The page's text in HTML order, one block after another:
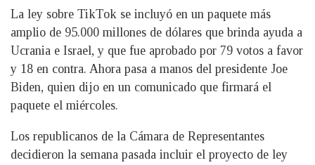
La ley sobre TikTok se incluyó en un paquete más
amplio de 95.000 millones de dólares que brinda ayuda a
Ucrania e Israel, y que fue aprobado por 79 votos a favor
y 18 en contra. Ahora pasa a manos del presidente Joe
Biden, quien dijo en un comunicado que firmará el
paquete el miércoles.
Los republicanos de la Cámara de Representantes
decidieron la semana pasada incluir el proyecto de ley